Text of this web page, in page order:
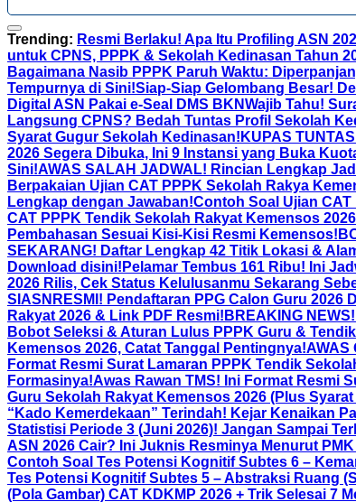
Trending: Resmi Berlaku! Apa Itu Profiling ASN
untuk CPNS, PPPK & Sekolah Kedinasan Tahun
Bagaimana Nasib PPPK Paruh Waktu:
Tempurnya di Sini!Siap-Siap Gelombang Besar!
Digital ASN Pakai e-Seal DMS BKNWajib Tahu!
Langsung CPNS? Bedah Tuntas Profil Sekolah
Syarat Gugur Sekolah Kedinasan! KUPAS
2026 Segera Dibuka, Ini 9 Instansi yang Buka
Sini!AWAS SALAH JADWAL! Rincian Lengkap
Berpakaian Ujian CAT PPPK Sekolah Rakya
Lengkap dengan Jawaban!Contoh Soal Ujian
CAT PPPK Tendik Sekolah Rakyat Kemensos
Pembahasan Sesuai Kisi-Kisi Resmi Kemensos!
SEKARANG! Daftar Lengkap 42 Titik Lokasi &
Download disini! Pelamar Tembus 161 Ribu! Ini
2026 Rilis, Cek Status Kelulusanmu Sekarang
SIASN RESMI! Pendaftaran PPG Calon Guru
Rakyat 2026 & Link PDF Resmi! BREAKING
Bobot Seleksi & Aturan Lulus PPPK Guru &
Kemensos 2026, Catat Tanggal Pentingnya!AWAS
Format Resmi Surat Lamaran PPPK Tendik
Formasinya!Awas Rawan TMS! Ini Format Resmi
Guru Sekolah Rakyat Kemensos 2026 (Plus Syarat
“Kado Kemerdekaan” Terindah! Kejar Kenaikan
Statistisi Periode 3 (Juni 2026)! Jangan Sampai
ASN 2026 Cair? Ini Juknis Resminya Menurut
Contoh Soal Tes Potensi Kognitif Subtes 6 –
Tes Potensi Kognitif Subtes 5 – Abstraksi Ruang
(Pola Gambar) CAT KDKMP 2026 + Trik Selesai 7